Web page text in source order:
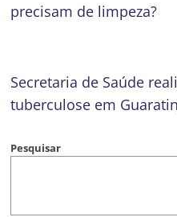
precisam de limpeza?
Secretaria de Saúde
tuberculose em
Pesquisar